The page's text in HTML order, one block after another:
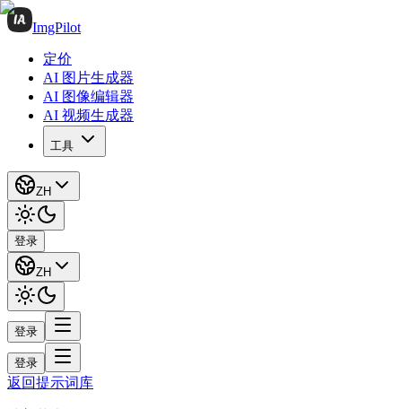
ImgPilot
定价
AI 图片生成器
AI 图像编辑器
AI 视频生成器
工具
ZH
登录
ZH
登录
登录
返回提示词库